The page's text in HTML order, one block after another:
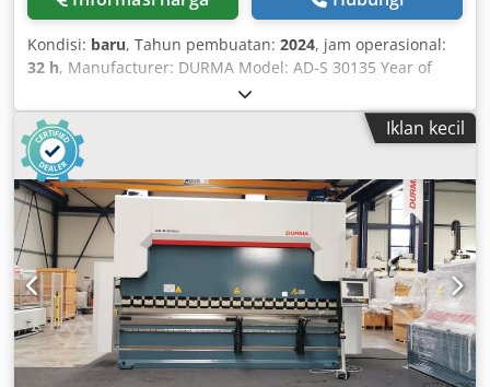
Kondisi: baru, Tahun pembuatan: 2024, jam operasional:
32 h, Manufacturer: DURMA Model: AD-S 30135 Year of
manufacture: 2018 Bending length: 3050 mm Press force:
1350 kN Control unit: CNC DT-15 Operating hours: 0 h
Controlled 3 axes: Y1, Y2, X Distance between uprights:
2600 mm Stroke length: 265 mm Installation height: 530
mm Table width: 104 mm Table height: 900 mm Throat
depth: 410 mm X-axis travel range: 650 mm (double guide,
aluminium) X-axis travel speed: 250 mm/s Approach
speed: 160 mm/s Bending speed: 10 mm/s Return speed:
120 mm/s Dimensions (L/W/H): approx. 4200x1680x2750
mm Cedsdx Rd Nspfx Anmjha Weight: approx. 10,250 kg
Standard equipment Y1, Y2, X = 650 mm Control unit: CNC
DT-15 Manual crowning European tool clamping system 60
mm die holder (for European die system only) 2 front-
Iklan kecil